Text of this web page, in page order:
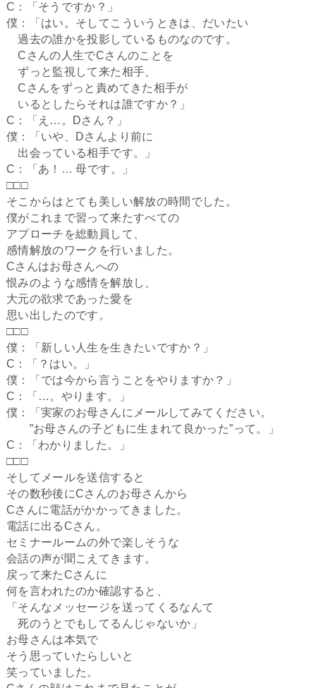
C：「そうですか？」
僕：「はい。そしてこういうときは、だいたい
過去の誰かを投影しているものなのです。
Cさんの人生でCさんのことを
ずっと監視して来た相手、
Cさんをずっと責めてきた相手が
いるとしたらそれは誰ですか？」
C：「え…。Dさん？」
僕：「いや、Dさんより前に
出会っている相手です。」
C：「あ！… 母です。」
□□□
そこからはとても美しい解放の時間でした。
僕がこれまで習って来たすべての
アプローチを総動員して、
感情解放のワークを行いました。
Cさんはお母さんへの
恨みのような感情を解放し、
大元の欲求であった愛を
思い出したのです。
□□□
僕：「新しい人生を生きたいですか？」
C：「？はい。」
僕：「では今から言うことをやりますか？」
C：「…。やります。」
僕：「実家のお母さんにメールしてみてください。
”お母さんの子どもに生まれて良かった”って。」
C：「わかりました。」
□□□
そしてメールを送信すると
その数秒後にCさんのお母さんから
Cさんに電話がかかってきました。
電話に出るCさん。
セミナールームの外で楽しそうな
会話の声が聞こえてきます。
戻って来たCさんに
何を言われたのか確認すると、
「そんなメッセージを送ってくるなんて
死のうとでもしてるんじゃないか」
お母さんは本気で
そう思っていたらしいと
笑っていました。